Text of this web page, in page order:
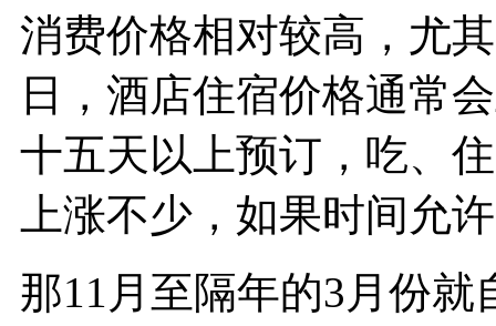
消费价格相对较高，尤
日，酒店住宿价格通常
十五天以上预订，吃、
上涨不少，如果时间允
那11月至隔年的3月份